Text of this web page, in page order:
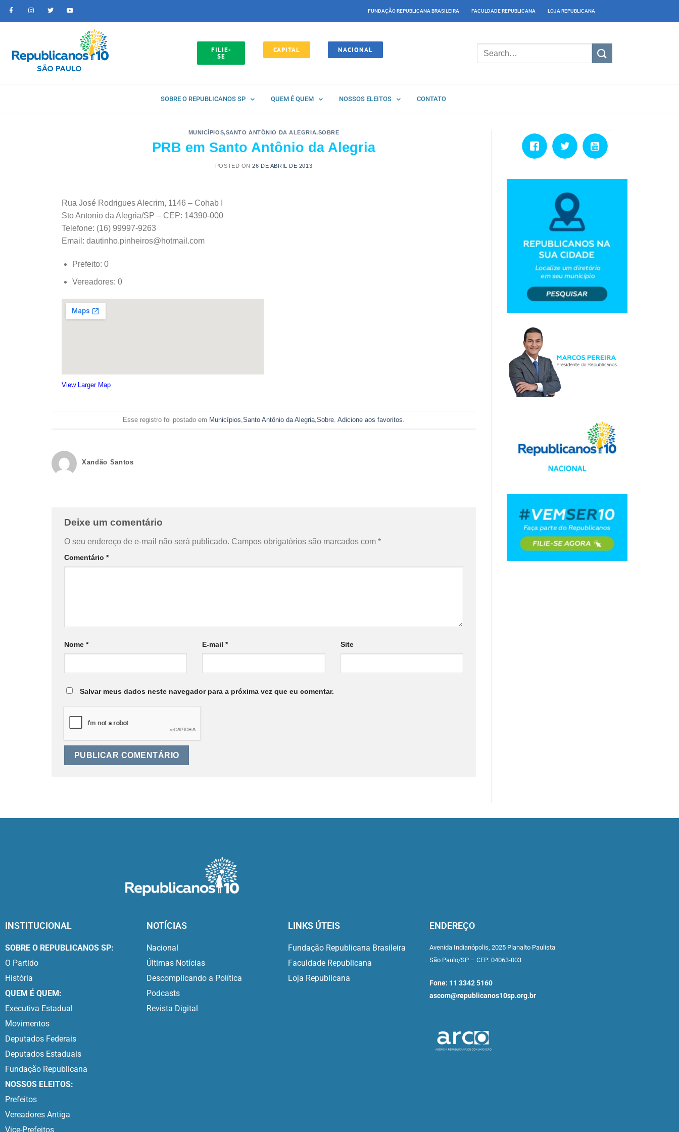
FUNDAÇÃO REPUBLICANA BRASILEIRA FACULDADE REPUBLICANA LOJA REPUBLICANA
FILIE-
SE
CAPITAL NACIONAL
SOBRE O REPUBLICANOS SP QUEM É QUEM NOSSOS ELEITOS CONTATO
MUNICÍPIOS,SANTO ANTÔNIO DA ALEGRIA,SOBRE
PRB em Santo Antônio da Alegria
POSTED ON26 DE ABRIL DE 2013
Rua José Rodrigues Alecrim, 1146 – Cohab I
Sto Antonio da Alegria/SP – CEP: 14390-000
Telefone: (16) 99997-9263
Email: dautinho.pinheiros@hotmail.com
Prefeito: 0
Vereadores: 0
View Larger Map
Esse registro foi postado em Municípios Santo Antônio da Alegria Sobre Adicione aos favoritos
Xandão Santos
Deixe um comentário
O seu endereço de e-mail não será publicado. Campos obrigatórios são marcados com *
Comentário *
Nome * E-mail* Site
Salvar meus dados neste navegador para a próxima vez que eu comentar.
INSTITUCIONAL
SOBRE O REPUBLICANOS SP:
O Partido
História
QUEM É QUEM:
Executiva Estadual
Movimentos
Deputados Federais
Deputados Estaduais
Fundação Republicana
NOSSOS ELEITOS:
Prefeitos
Vereadores Antiga
Vice-Prefeitos
NOTÍCIAS
Nacional
Últimas Notícias
Descomplicando a Política
Podcasts
Revista Digital
LINKS ÚTEIS
Fundação Republicana Brasileira
Faculdade Republicana
Loja Republicana
ENDEREÇO
Avenida Indianópolis, 2025 Planalto Paulista
São Paulo/SP – CEP: 04063-003
Fone: 11 3342 5160
ascom@republicanos10sp.org.br